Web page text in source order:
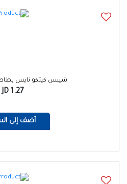
شيبس كيتكو نايس بطاطا
1.27 JD
أضف إلى